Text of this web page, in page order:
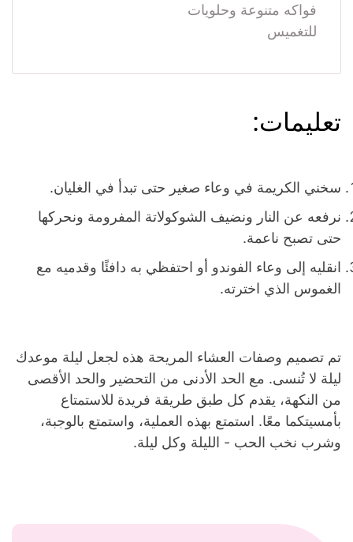
فواكه متنوعة وحلويات
للتغميس
تعليمات:
سخني الكريمة في وعاء صغير حتى تبدأ في الغليان.
نرفعه عن النار ونضيف الشوكولاتة المفرومة ونحركها
حتى تصبح ناعمة.
انقليه إلى وعاء الفوندو أو احتفظي به دافئًا وقدميه مع
الغموس الذي اخترته.
تم تصميم وصفات العشاء المريحة هذه لجعل ليلة موعدك
ليلة لا تُنسى. مع الحد الأدنى من التحضير والحد الأقصى
من النكهة، يقدم كل طبق طريقة فريدة للاستمتاع
بأمسيتكما معًا. استمتع بهذه العملية، واستمتع بالوجبة،
وشرب نخب الحب - الليلة وكل ليلة.